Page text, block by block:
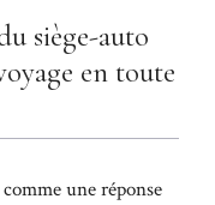
siège-auto
en toute
une réponse